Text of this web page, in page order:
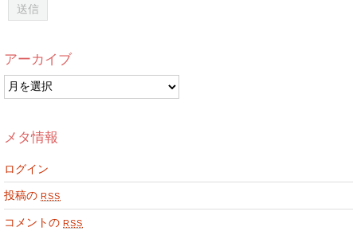
アーカイブ
ア
ー
イ
メタ情報
ログイン
投稿の RSS
コメントの RSS